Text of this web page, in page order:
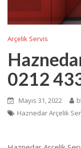
Arçelik Servis
0212
Mayıs 31, 2022
Haznedar Arçelik